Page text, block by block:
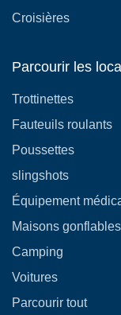
Croisières
Parcourir les
Trottinettes
Fauteuils roulants
Poussettes
slingshots
Équipement
Maisons gonflables
Camping
Voitures
Parcourir tout